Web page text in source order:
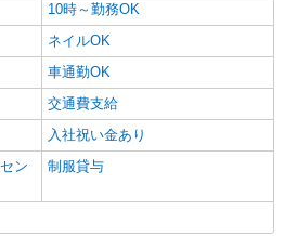
10時～勤務OK
ネイルOK
車通勤OK
交通費支給
入社祝い金あり
ン
制服貸与